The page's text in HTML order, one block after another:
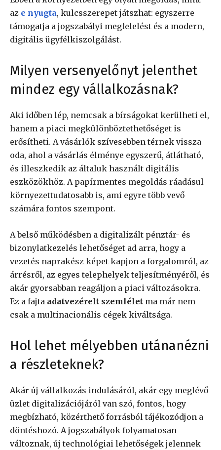
az e nyugta, kulcsszerepet játszhat: egyszerre
támogatja a jogszabályi megfelelést és a modern,
digitális ügyfélkiszolgálást.
Milyen versenyelőnyt jelenthet
mindez egy vállalkozásnak?
Aki időben lép, nemcsak a bírságokat kerülheti el,
hanem a piaci megkülönböztethetőséget is
erősítheti. A vásárlók szívesebben térnek vissza
oda, ahol a vásárlás élménye egyszerű, átlátható,
és illeszkedik az általuk használt digitális
eszközökhöz. A papírmentes megoldás ráadásul
környezettudatosabb is, ami egyre több vevő
számára fontos szempont.
A belső működésben a digitalizált pénztár- és
bizonylatkezelés lehetőséget ad arra, hogy a
vezetés naprakész képet kapjon a forgalomról, az
árrésről, az egyes telephelyek teljesítményéről, és
akár gyorsabban reagáljon a piaci változásokra.
Ez a fajta adatvezérelt szemlélet ma már nem
csak a multinacionális cégek kiváltsága.
Hol lehet mélyebben utánanézni
a részleteknek?
Akár új vállalkozás indulásáról, akár egy meglévő
üzlet digitalizációjáról van szó, fontos, hogy
megbízható, közérthető forrásból tájékozódjon a
döntéshozó. A jogszabályok folyamatosan
változnak, új technológiai lehetőségek jelennek